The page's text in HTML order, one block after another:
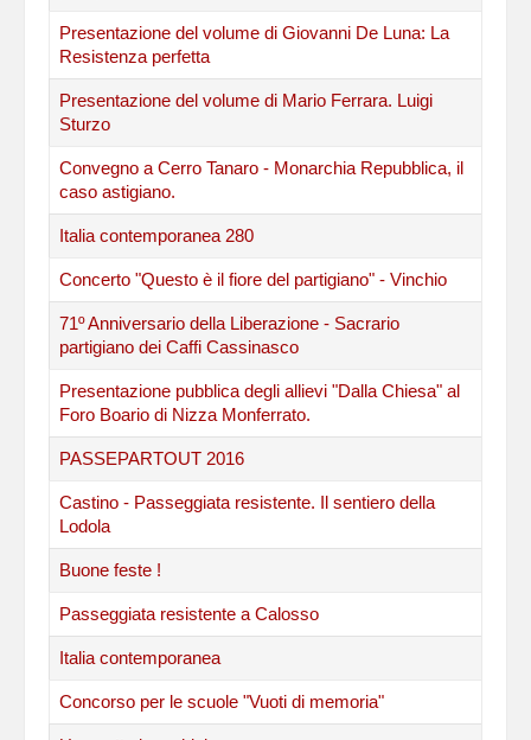
Presentazione del volume di Giovanni De Luna: La
Resistenza perfetta
Presentazione del volume di Mario Ferrara. Luigi
Sturzo
Convegno a Cerro Tanaro - Monarchia Repubblica, il
caso astigiano.
Italia contemporanea 280
Concerto "Questo è il fiore del partigiano" - Vinchio
71º Anniversario della Liberazione - Sacrario
partigiano dei Caffi Cassinasco
Presentazione pubblica degli allievi "Dalla Chiesa" al
Foro Boario di Nizza Monferrato.
PASSEPARTOUT 2016
Castino - Passeggiata resistente. Il sentiero della
Lodola
Buone feste !
Passeggiata resistente a Calosso
Italia contemporanea
Concorso per le scuole "Vuoti di memoria"